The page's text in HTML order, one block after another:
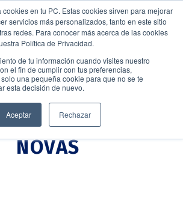
en tu PC. Estas cookies sirven para mejorar
servicios más personalizados, tanto en este sitio
redes. Para conocer más acerca de las cookies
Política de Privacidad.
de tu información cuando visites nuestro
el fin de cumplir con tus preferencias,
una pequeña cookie para que no se te
esta decisión de nuevo.
Aceptar Rechazar
NOVAS